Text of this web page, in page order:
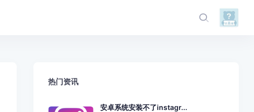
热门资讯
安卓系统安装不了instagr...